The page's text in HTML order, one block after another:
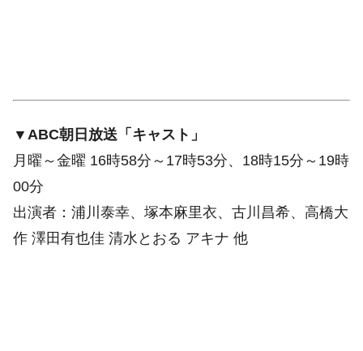
▼ABC朝日放送「キャスト」
月曜～金曜 16時58分～17時53分、18時15分～19時
00分
出演者：浦川泰幸、塚本麻里衣、古川昌希、高橋大
作 澤田有也佳 清水とおる アキナ 他